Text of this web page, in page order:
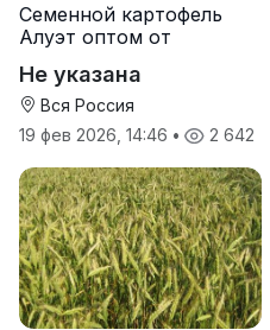
Семенной картофель
Алуэт оптом от
Не указана
Вся Россия
19 фев 2026, 14:46 • 2 642